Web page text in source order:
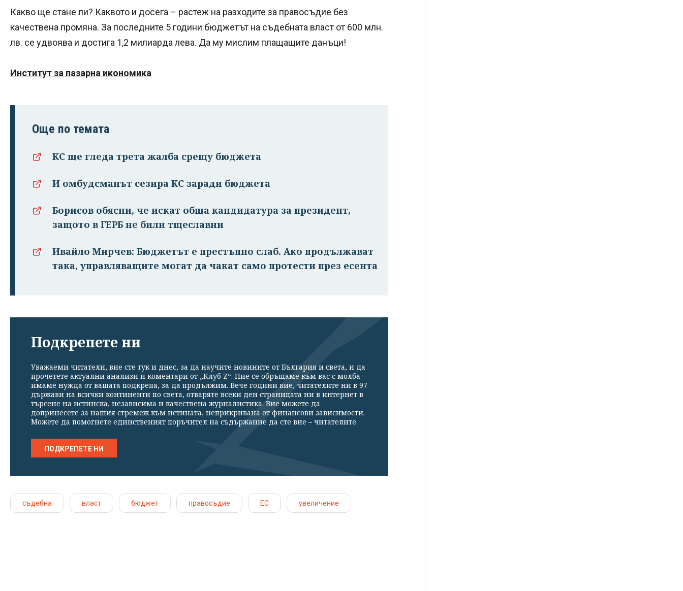
Какво ще стане ли? Каквото и досега – растеж на разходите за правосъдие без
качествена промяна. За последните 5 години бюджетът на съдебната власт от 600 млн.
лв. се удвоява и достига 1,2 милиарда лева. Да му мислим плащащите данъци!
Институт за пазарна икономика
Още по темата
КС ще гледа трета жалба срещу бюджета
И омбудсманът сезира КС заради бюджета
Борисов обясни, че искат обща кандидатура за президент,
защото в ГЕРБ не били тщеславни
Ивайло Мирчев: Бюджетът е престъпно слаб. Ако продължават
така, управляващите могат да чакат само протести през есента
Подкрепете ни
Уважаеми читатели, вие сте тук и днес, за да научите новините от България и света, и да
прочетете актуални анализи и коментари от „Клуб Z“. Ние се обръщаме към вас с молба –
имаме нужда от вашата подкрепа, за да продължим. Вече години вие, читателите ни в 97
държави на всички континенти по света, отваряте всеки ден страницата ни в интернет в
търсене на истинска, независима и качествена журналистика. Вие можете да
допринесете за нашия стремеж към истината, неприкривана от финансови зависимости.
Можете да помогнете единственият поръчител на съдържание да сте вие – читателите.
ПОДКРЕПЕТЕ НИ
съдебна власт бюджет правосъдие ЕС увеличение